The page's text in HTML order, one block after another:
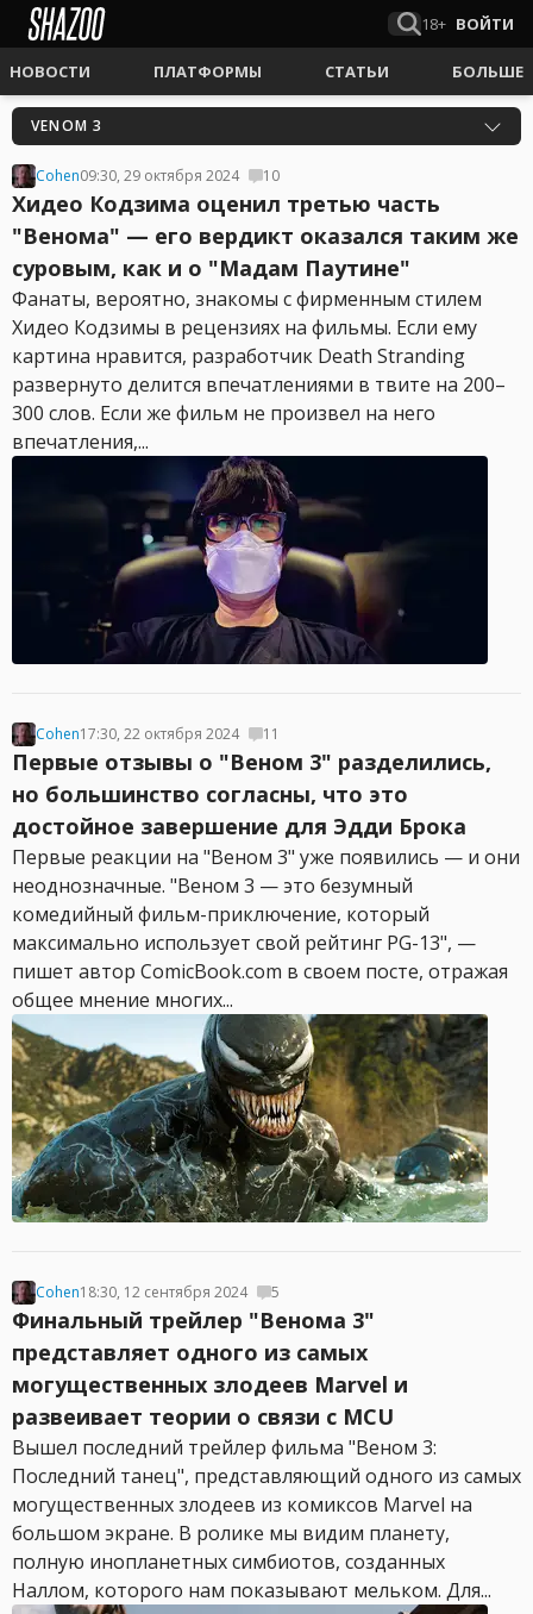
18+ ВОЙТИ
НОВОСТИ ПЛАТФОРМЫ СТАТЬИ БОЛЬШЕ
VENOM 3
Cohen09:30, 29 октября 2024 10
Хидео Кодзима оценил третью часть
"Венома" — его вердикт оказался таким же
суровым, как и о "Мадам Паутине"
Фанаты, вероятно, знакомы с фирменным стилем
Хидео Кодзимы в рецензиях на фильмы. Если ему
картина нравится, разработчик Death Stranding
развернуто делится впечатлениями в твите на 200–
300 слов. Если же фильм не произвел на него
впечатления,...
Cohen17:30, 22 октября 2024 11
Первые отзывы о "Веном 3" разделились,
но большинство согласны, что это
достойное завершение для Эдди Брока
Первые реакции на "Веном 3" уже появились — и они
неоднозначные. "Веном 3 — это безумный
комедийный фильм-приключение, который
максимально использует свой рейтинг PG-13", —
пишет автор ComicBook.com в своем посте, отражая
общее мнение многих...
Cohen18:30, 12 сентября 2024 5
Финальный трейлер "Венома 3"
представляет одного из самых
могущественных злодеев Marvel и
развеивает теории о связи с MCU
Вышел последний трейлер фильма "Веном 3:
Последний танец", представляющий одного из самых
могущественных злодеев из комиксов Marvel на
большом экране. В ролике мы видим планету,
полную инопланетных симбиотов, созданных
Наллом, которого нам показывают мельком. Для...